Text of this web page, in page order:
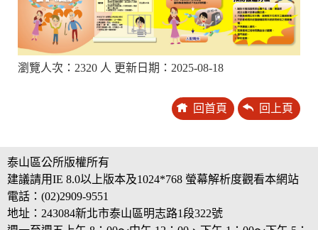
瀏覽人次：2320 人 更新日期：2025-08-18
回首頁 回上頁
泰山區公所版權所有
建議請用IE 8.0以上版本及1024*768 螢幕解析度觀看本網站
電話：(02)2909-9551
地址：243084新北市泰山區明志路1段322號